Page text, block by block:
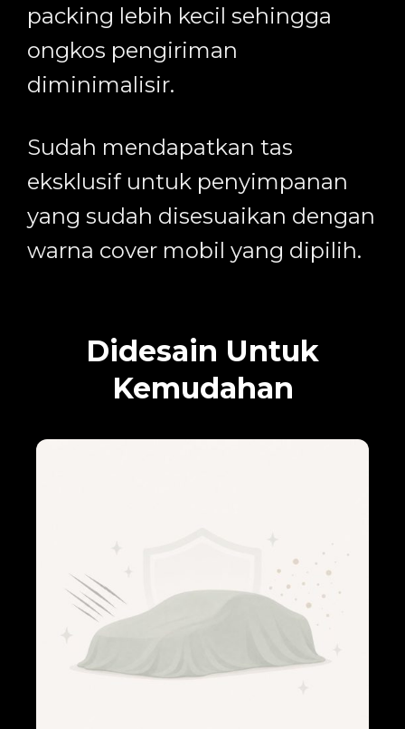
packing lebih kecil sehingga
ongkos pengiriman
diminimalisir.
Sudah mendapatkan tas
eksklusif untuk penyimpanan
yang sudah disesuaikan dengan
warna cover mobil yang dipilih.
Didesain Untuk
Kemudahan